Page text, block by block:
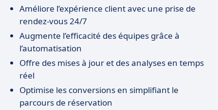
Améliore l’expérience client avec une prise de
rendez-vous 24/7
Augmente l’efficacité des équipes grâce à
l’automatisation
Offre des mises à jour et des analyses en temps
réel
Optimise les conversions en simplifiant le
parcours de réservation